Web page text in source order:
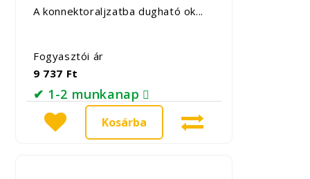
A konnektoraljzatba dugható ok...
Fogyasztói ár
9 737 Ft
✔ 1-2 munkanap
Kosárba